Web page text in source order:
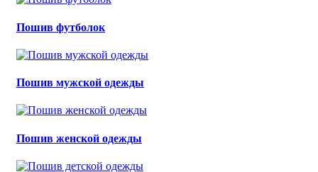
Пошив футболок
Пошив мужской одежды
Пошив женской одежды